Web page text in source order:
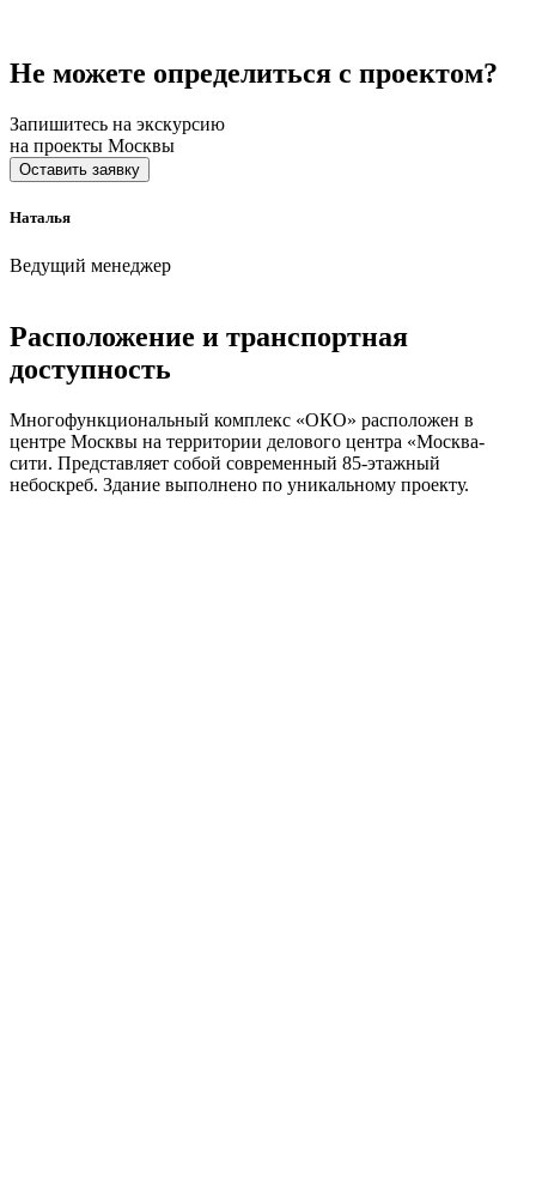
Не можете определиться с проектом?
Запишитесь на экскурсию
на проекты Москвы
Оставить заявку
Наталья
Ведущий менеджер
Расположение и транспортная
доступность
Многофункциональный комплекс «ОКО» расположен в
центре Москвы на территории делового центра «Москва-
сити. Представляет собой современный 85-этажный
небоскреб. Здание выполнено по уникальному проекту.